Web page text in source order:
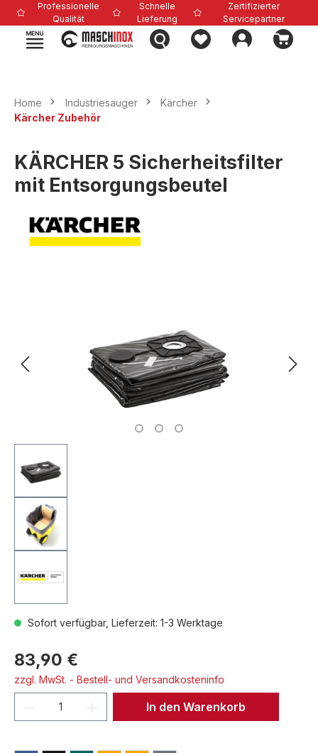
springen
Professionelle
Qualität
Schnelle
Lieferung
Zertifizierter
Servicepartner
Home Industriesauger
Kärcher
Kärcher Zubehör
KÄRCHER 5 Sicherheitsfilter
mit Entsorgungsbeutel
Sofort verfügbar, Lieferzeit: 1-3 Werktage
83,90 €
zzgl. MwSt. - Bestell- und Versandkosteninfo
Produkt Anzahl: Gib den
In den Warenkorb